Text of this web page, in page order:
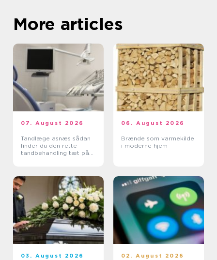
More articles
07. August 2026
Tandlæge asnæs sådan
finder du den rette
tandbehandling tæt på
06. August 2026
Brænde som varmekilde
i moderne hjem
03. August 2026 02. August 2026